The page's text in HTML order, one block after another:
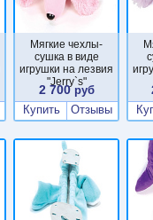
Мягкие чехлы-
сушка в виде
игрушки на лезвия
"Jerry`s"
2 700руб
Купить
Отзывы